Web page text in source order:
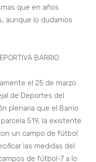
que en años
aunque lo dudamos
BARRIO
el 25 de marzo
de Deportes del
plenaria que el Barrio
519, la existente
un campo de fútbol
las medidas del
de fútbol-7 a lo